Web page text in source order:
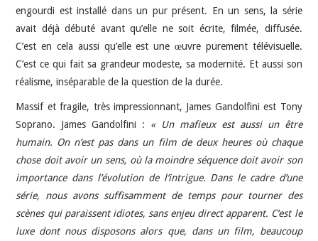
engourdi est installé dans un pur présent. En un sens, la série
avait déjà débuté avant qu’elle ne soit écrite, filmée, diffusée.
C’est en cela aussi qu’elle est une œuvre purement télévisuelle.
C’est ce qui fait sa grandeur modeste, sa modernité. Et aussi son
réalisme, inséparable de la question de la durée.
Massif et fragile, très impressionnant, James Gandolfini est Tony
Soprano. James Gandolfini : « Un mafieux est aussi un être
humain. On n’est pas dans un film de deux heures où chaque
chose doit avoir un sens, où la moindre séquence doit avoir son
importance dans l’évolution de l’intrigue. Dans le cadre d’une
série, nous avons suffisamment de temps pour tourner des
scènes qui paraissent idiotes, sans enjeu direct apparent. C’est le
luxe dont nous disposons alors que, dans un film, beaucoup